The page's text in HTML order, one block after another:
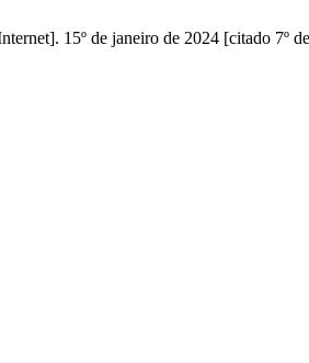
15º de janeiro de 2024 [citado 7º